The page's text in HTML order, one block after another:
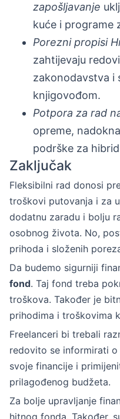
zapošljavanje
kuće i programe
Porezni propisi
zahtijevaju
zakonodavstva i
knjigovođom.
Potpora za rad
opreme,
podrške za
Zaključak
Fleksibilni rad donosi
troškovi putovanja i za
dodatnu zaradu i bolju
osobnog života. No,
prihoda i složenih
Da budemo sigurniji
fond. Taj fond treba
troškova. Također je
prihodima i troškovima
Freelanceri bi trebali
redovito se informirati
svoje financije i
prilagođenog budžeta.
Za bolje upravljanje
hitnog fonda. Također,